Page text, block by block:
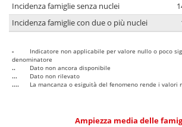
Incidenza famiglie senza nuclei
Incidenza famiglie con due o più nuclei
-
Indicatore non applicabile per valore nullo o poco
denominatore
..
Dato non ancora disponibile
...
Dato non rilevato
....
La mancanza o esiguità del fenomeno rende i valori
Ampiezza media delle